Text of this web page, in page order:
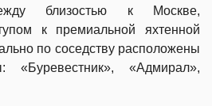
близостью к Москве,
к премиальной яхтенной
по соседству расположены
«Буревестник», «Адмирал»,